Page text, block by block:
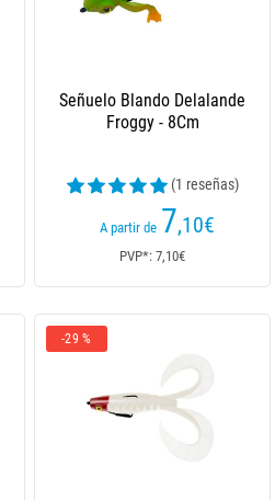
Señuelo Blando Delalande
Froggy - 8Cm
(1 reseñas)
A partir de 7,10€
PVP*: 7,10€
-29 %